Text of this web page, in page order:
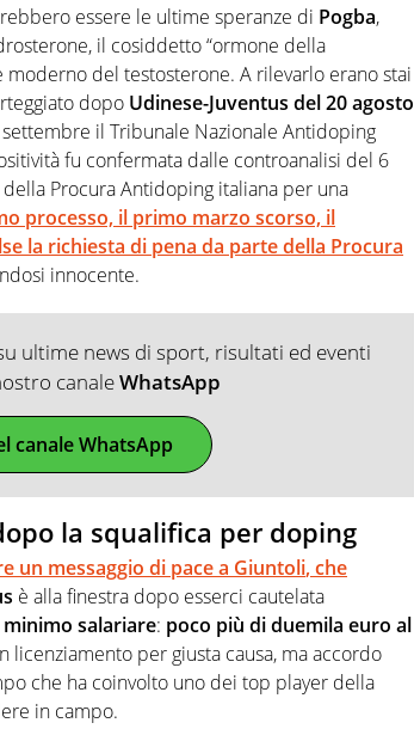
essere le ultime speranze di Pogba,
il cosiddetto “ormone della
moderno del testosterone. A rilevarlo erano stai
dopo Udinese-Juventus del 20 agosto
settembre il Tribunale Nazionale Antidoping
fu confermata dalle controanalisi del 6
Procura Antidoping italiana per una
processo, il primo marzo scorso, il
la richiesta di pena da parte della Procura
innocente.
ultime news di sport, risultati ed eventi
canaleWhatsApp
canale WhatsApp
la squalifica per doping
un messaggio di pace a Giuntoli, che
è alla finestra dopo esserci cautelata
minimo salariare: poco più di duemila euro al
licenziamento per giusta causa, ma accordo
che ha coinvolto uno dei top player della
in campo.